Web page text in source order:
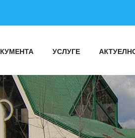
УСЛУГЕ